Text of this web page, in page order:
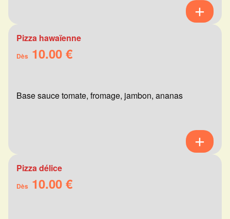
Pizza hawaïenne
Dès 10.00 €
Base sauce tomate, fromage, jambon, ananas
Pizza délice
Dès 10.00 €